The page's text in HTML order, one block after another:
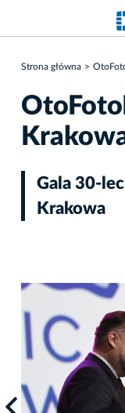
Strona główna
Gala 30-
Krakowa